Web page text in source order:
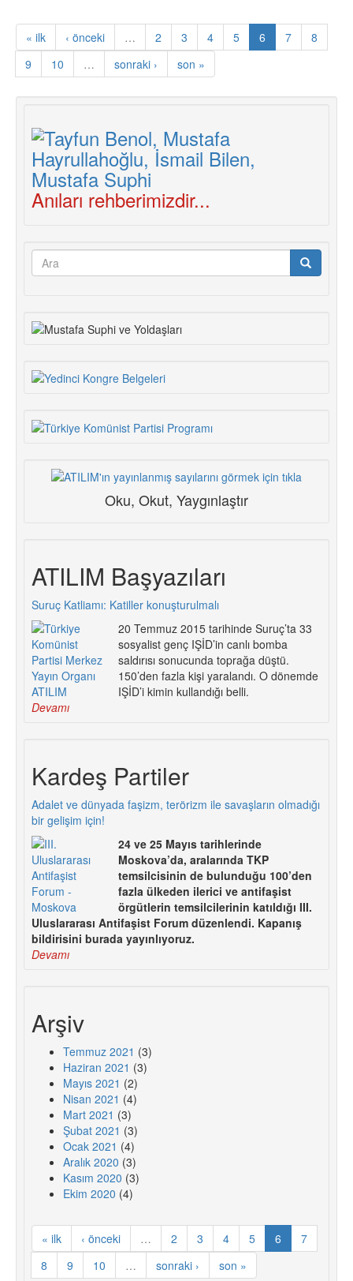
belirleyin!
« ilk
‹ önceki … 2 3 4 5 6 7
8
9
10 … sonraki › son »
Anıları rehberimizdir...
Arama
Oku, Okut, Yaygınlaştır
ATILIM Başyazıları
Suruç Katliamı: Katiller konuşturulmalı
20 Temmuz 2015 tarihinde Suruç’ta 33
sosyalist genç IŞİD’in canlı bomba
saldırısı sonucunda toprağa düştü.
150’den fazla kişi yaralandı. O dönemde
IŞİD’i kimin kullandığı belli.
Devamı
Kardeş Partiler
Adalet ve dünyada faşizm, terörizm ile savaşların olmadığı
bir gelişim için!
24 ve 25 Mayıs tarihlerinde
Moskova’da, aralarında TKP
temsilcisinin de bulunduğu 100’den
fazla ülkeden ilerici ve antifaşist
örgütlerin temsilcilerinin katıldığı III.
Uluslararası Antifaşist Forum düzenlendi. Kapanış
bildirisini burada yayınlıyoruz.
Devamı
Arşiv
Temmuz 2021 (3)
Haziran 2021 (3)
Mayıs 2021 (2)
Nisan 2021 (4)
Mart 2021 (3)
Şubat 2021 (3)
Ocak 2021 (4)
Aralık 2020 (3)
Kasım 2020 (3)
Ekim 2020 (4)
« ilk ‹ önceki … 2 3 4 5 6
7
8
9 10 … sonraki › son »